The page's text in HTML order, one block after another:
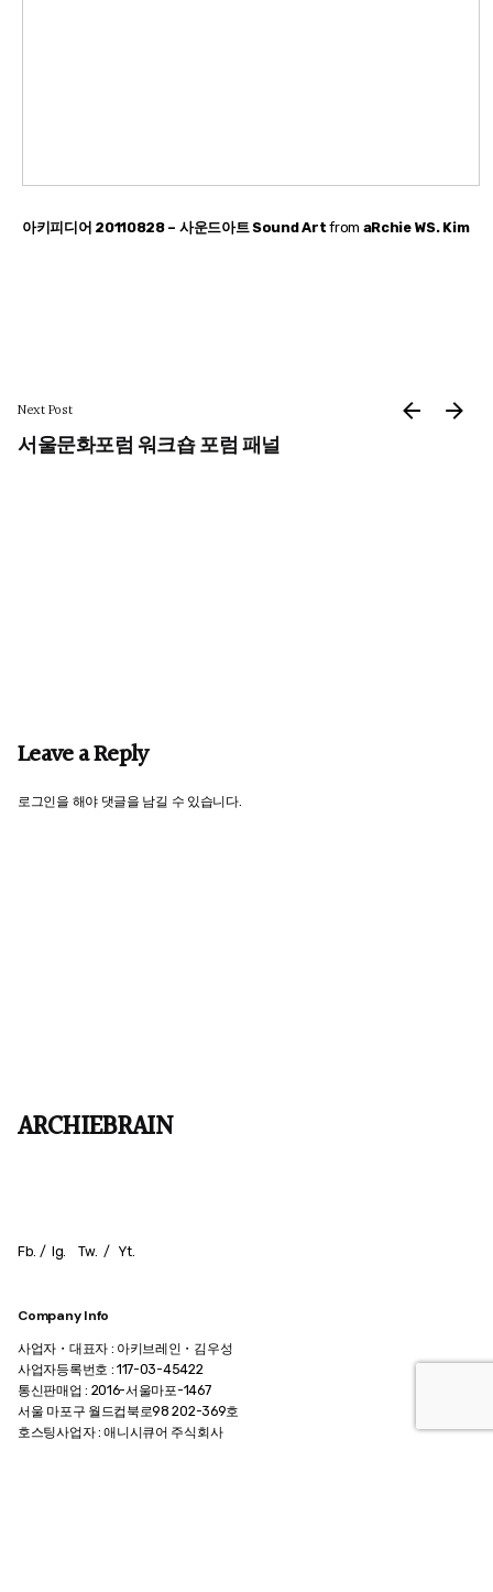
아키피디어 20110828 – 사운드아트 Sound Art from aRchie WS. Kim
Next Post
서울문화포럼 워크숍 포럼 패널
Leave a Reply
로그인을 해야 댓글을 남길 수 있습니다.
ARCHIEBRAIN
Fb. / Ig. Tw. /Yt.
Company Info
사업자・대표자 : 아키브레인・김우성
사업자등록번호 : 117-03-45422
통신판매업 : 2016-서울마포-1467
서울 마포구 월드컵북로98 202-369호
호스팅사업자 : 애니시큐어 주식회사